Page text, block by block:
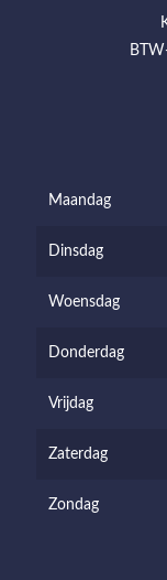
Maandag
Dinsdag
Woensdag
Donderdag
Vrijdag
Zaterdag
Zondag